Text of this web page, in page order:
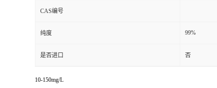
CAS编号
纯度 99%
是否进口 否
10-150mg/L